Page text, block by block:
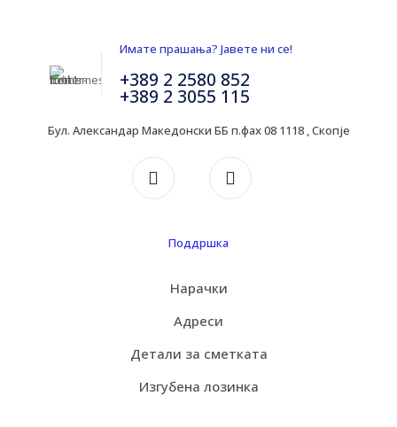
Имате прашања? Јавете ни се!
+389 2 2580 852
+389 2 3055 115
Бул. Александар Македонски ББ п.фах 08 1118 , Скопје
Поддршка
Нарачки
Адреси
Детали за сметката
Изгубена лозинка